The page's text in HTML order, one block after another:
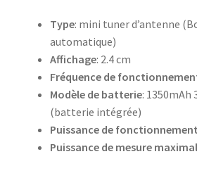
Type: mini tuner d’antenne
automatique)
Affichage: 2.4 cm
Fréquence de
Modèle de batterie: 1350mAh
(batterie intégrée)
Puissance de
Puissance de mesure